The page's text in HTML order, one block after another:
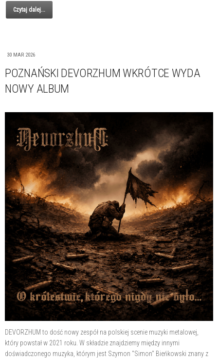
Czytaj dalej...
30 MAR 2026
POZNAŃSKI DEVORZHUM WKRÓTCE WYDA
NOWY ALBUM
DEVORZHUM to dość nowy zespół na polskiej scenie muzyki metalowej,
który powstał w 2021 roku. W składzie znajdziemy między innymi
doświadczonego muzyka, którym jest Szymon "Simon" Bieńkowski znany z